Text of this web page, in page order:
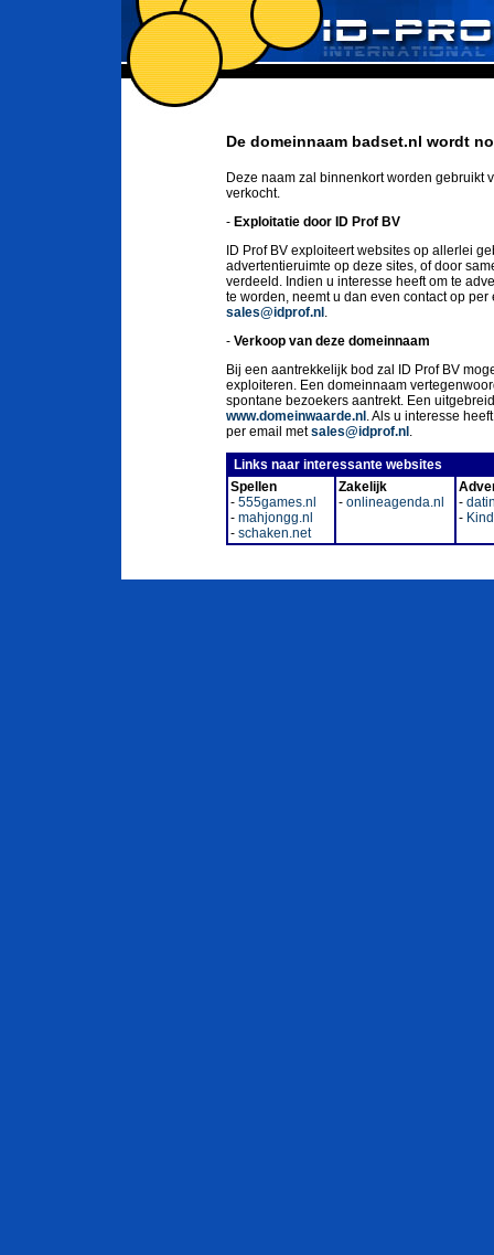
De domeinnaam badset.nl wordt
Deze naam zal binnenkort worden gebruikt
verkocht.
- Exploitatie door ID Prof BV
ID Prof BV exploiteert websites op allerlei
advertentieruimte op deze sites, of door
verdeeld. Indien u interesse heeft om te
te worden, neemt u dan even contact op
sales@idprof.nl .
- Verkoop van deze domeinnaam
Bij een aantrekkelijk bod zal ID Prof BV
exploiteren. Een domeinnaam
spontane bezoekers aantrekt. Een
www.domeinwaarde.nl . Als u interesse
per email metsales@idprof.nl .
Links naar interessante websites
Spellen
- 555games.nl
- mahjongg.nl
- schaken.net
Zakelijk
- onlineagenda.nl
-
-